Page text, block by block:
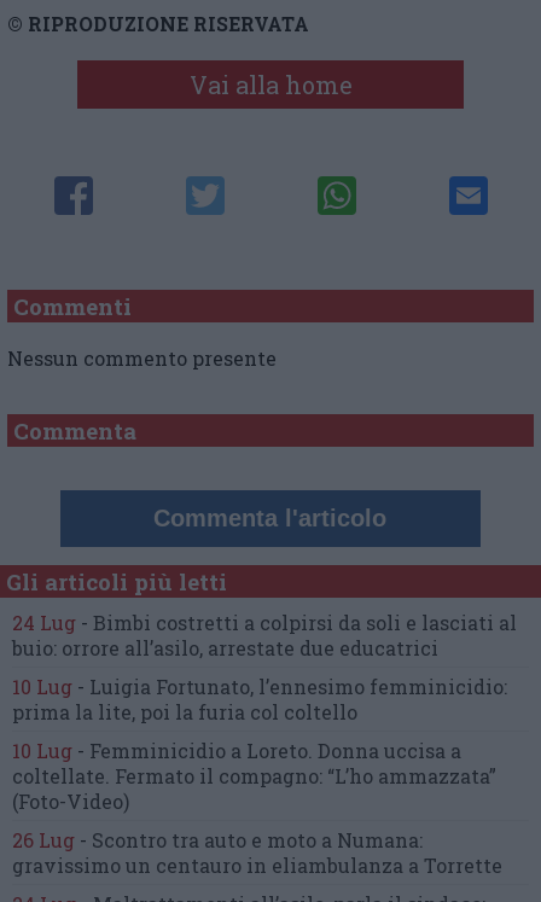
© RIPRODUZIONE RISERVATA
Vai alla home
Commenti
Nessun commento presente
Commenta
Commenta l'articolo
Gli articoli più letti
24 Lug - Bimbi costretti a colpirsi da soli e lasciati al
buio: orrore all’asilo, arrestate due educatrici
10 Lug - Luigia Fortunato, l’ennesimo femminicidio:
prima la lite, poi la furia col coltello
10 Lug - Femminicidio a Loreto. Donna uccisa a
coltellate. Fermato il compagno: “L’ho ammazzata”
(Foto-Video)
26 Lug - Scontro tra auto e moto a Numana:
gravissimo un centauro in eliambulanza a Torrette